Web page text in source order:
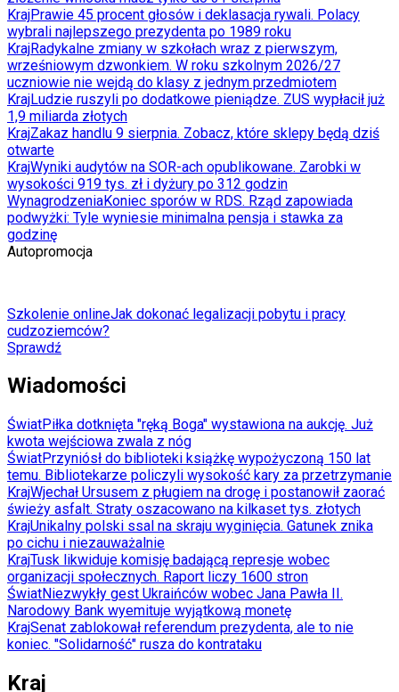
KrajPrawie 45 procent głosów i deklasacja rywali. Polacy
wybrali najlepszego prezydenta po 1989 roku
KrajRadykalne zmiany w szkołach wraz z pierwszym,
wrześniowym dzwonkiem. W roku szkolnym 2026/27
uczniowie nie wejdą do klasy z jednym przedmiotem
KrajLudzie ruszyli po dodatkowe pieniądze. ZUS wypłacił już
1,9 miliarda złotych
KrajZakaz handlu 9 sierpnia. Zobacz, które sklepy będą dziś
otwarte
KrajWyniki audytów na SOR-ach opublikowane. Zarobki w
wysokości 919 tys. zł i dyżury po 312 godzin
WynagrodzeniaKoniec sporów w RDS. Rząd zapowiada
podwyżki: Tyle wyniesie minimalna pensja i stawka za
godzinę
Autopromocja
Szkolenie onlineJak dokonać legalizacji pobytu i pracy
cudzoziemców?
Sprawdź
Wiadomości
ŚwiatPiłka dotknięta "ręką Boga" wystawiona na aukcję. Już
kwota wejściowa zwala z nóg
ŚwiatPrzyniósł do biblioteki książkę wypożyczoną 150 lat
temu. Bibliotekarze policzyli wysokość kary za przetrzymanie
KrajWjechał Ursusem z pługiem na drogę i postanowił zaorać
świeży asfalt. Straty oszacowano na kilkaset tys. złotych
KrajUnikalny polski ssal na skraju wyginięcia. Gatunek znika
po cichu i niezauważalnie
KrajTusk likwiduje komisję badającą represje wobec
organizacji społecznych. Raport liczy 1600 stron
ŚwiatNiezwykły gest Ukraińców wobec Jana Pawła II.
Narodowy Bank wyemituje wyjątkową monetę
KrajSenat zablokował referendum prezydenta, ale to nie
koniec. "Solidarność" rusza do kontrataku
Kraj